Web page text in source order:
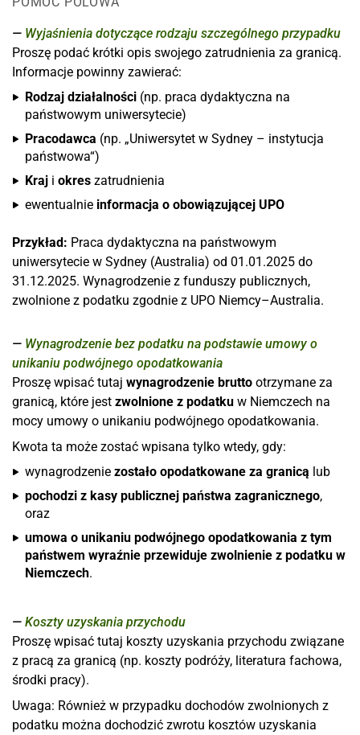
Wyjaśnienia dotyczące rodzaju szczególnego przypadku
Proszę podać krótki opis swojego zatrudnienia za granicą.
Informacje powinny zawierać:
Rodzaj działalności (np. praca dydaktyczna na
państwowym uniwersytecie)
Pracodawca (np. „Uniwersytet w Sydney – instytucja
państwowa“)
Kraj i okres zatrudnienia
ewentualnie informacja o obowiązującej UPO
Przykład: Praca dydaktyczna na państwowym
uniwersytecie w Sydney (Australia) od 01.01.2025 do
31.12.2025. Wynagrodzenie z funduszy publicznych,
zwolnione z podatku zgodnie z UPO Niemcy–Australia.
Wynagrodzenie bez podatku na podstawie umowy o
unikaniu podwójnego opodatkowania
Proszę wpisać tutaj wynagrodzenie brutto otrzymane za
granicą, które jest zwolnione z podatku w Niemczech na
mocy umowy o unikaniu podwójnego opodatkowania.
Kwota ta może zostać wpisana tylko wtedy, gdy:
wynagrodzenie zostało opodatkowane za granicą lub
pochodzi z kasy publicznej państwa zagranicznego,
oraz
umowa o unikaniu podwójnego opodatkowania z tym
państwem wyraźnie przewiduje zwolnienie z podatku w
Niemczech.
Koszty uzyskania przychodu
Proszę wpisać tutaj koszty uzyskania przychodu związane
z pracą za granicą (np. koszty podróży, literatura fachowa,
środki pracy).
Uwaga: Również w przypadku dochodów zwolnionych z
podatku można dochodzić zwrotu kosztów uzyskania